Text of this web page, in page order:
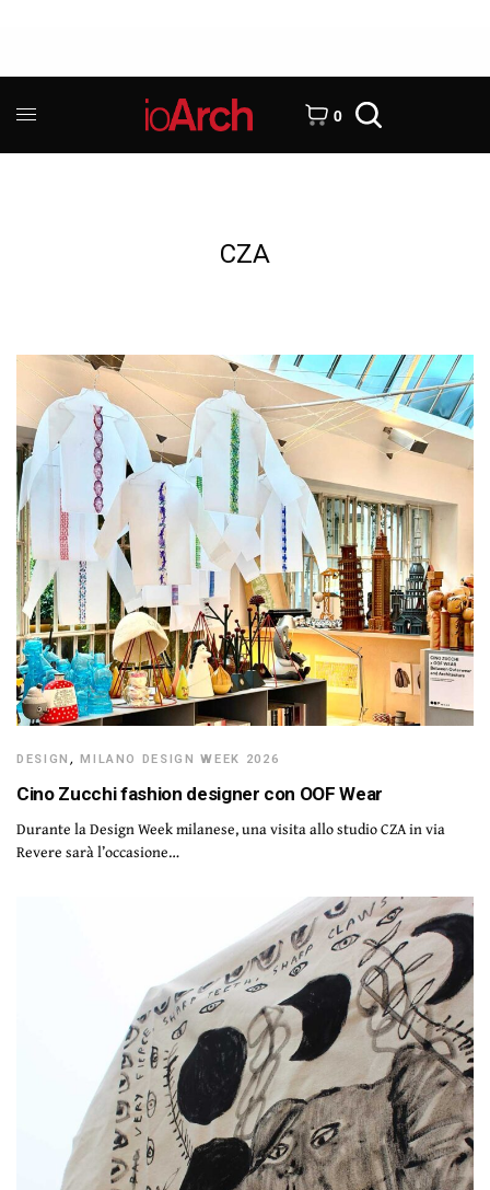
0
CZA
DESIGN ,MILANO DESIGN WEEK 2026
Cino Zucchi fashion designer con OOF Wear
Durante la Design Week milanese, una visita allo studio CZA in via
Revere sarà l’occasione…